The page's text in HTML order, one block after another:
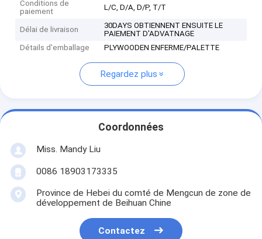
Conditions de
paiement
L/C, D/A, D/P, T/T
Délai de livraison
30DAYS OBTIENNENT ENSUITE LE
PAIEMENT D'ADVATNAGE
Détails d'emballage
PLYWOODEN ENFERME/PALETTE
Regardez plus
Coordonnées
Miss. Mandy Liu
0086 18903173335
Province de Hebei du comté de Mengcun de zone de
développement de Beihuan Chine
Contactez